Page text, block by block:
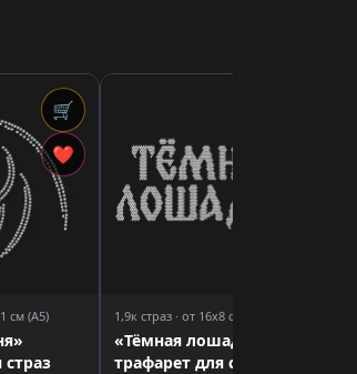
🛒
❤
см (A5)
страз
1,9к страз · от 16x8 см (A5)
«Тёмная лошадка»
трафарет для страз